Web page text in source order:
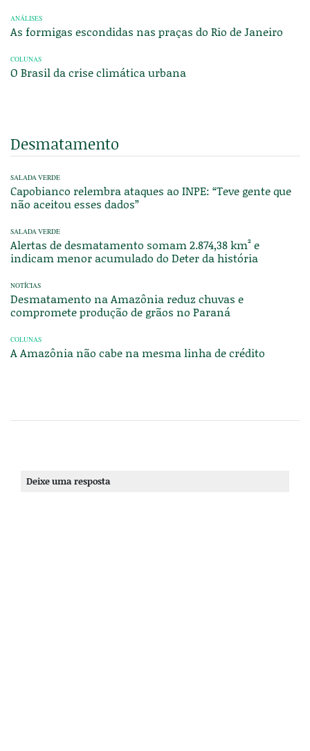
ANÁLISES
As formigas escondidas nas praças do Rio de Janeiro
COLUNAS
O Brasil da crise climática urbana
Desmatamento
SALADA VERDE
Capobianco relembra ataques ao INPE: “Teve gente que
não aceitou esses dados”
SALADA VERDE
Alertas de desmatamento somam 2.874,38 km² e
indicam menor acumulado do Deter da história
NOTÍCIAS
Desmatamento na Amazônia reduz chuvas e
compromete produção de grãos no Paraná
COLUNAS
A Amazônia não cabe na mesma linha de crédito
Deixe uma resposta